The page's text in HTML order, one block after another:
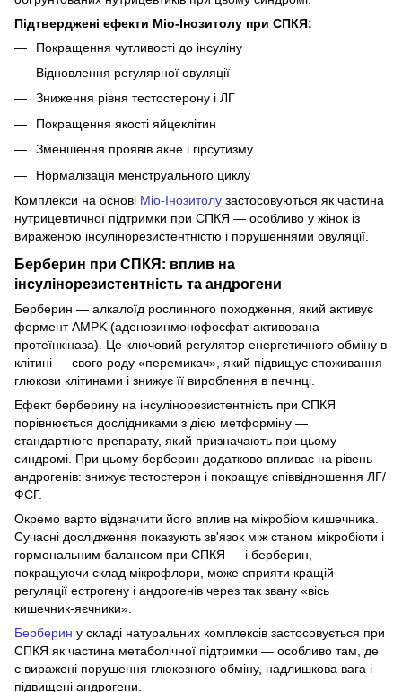
Підтверджені ефекти Міо-Інозитолу при СПКЯ:
Покращення чутливості до інсуліну
Відновлення регулярної овуляції
Зниження рівня тестостерону і ЛГ
Покращення якості яйцеклітин
Зменшення проявів акне і гірсутизму
Нормалізація менструального циклу
Комплекси на основі Міо-Інозитолу застосовуються як частина
нутрицевтичної підтримки при СПКЯ — особливо у жінок із
вираженою інсулінорезистентністю і порушеннями овуляції.
Берберин при СПКЯ: вплив на
інсулінорезистентність та андрогени
Берберин — алкалоїд рослинного походження, який активує
фермент AMPK (аденозинмонофосфат-активована
протеїнкіназа). Це ключовий регулятор енергетичного обміну в
клітині — свого роду «перемикач», який підвищує споживання
глюкози клітинами і знижує її вироблення в печінці.
Ефект берберину на інсулінорезистентність при СПКЯ
порівнюється дослідниками з дією метформіну —
стандартного препарату, який призначають при цьому
синдромі. При цьому берберин додатково впливає на рівень
андрогенів: знижує тестостерон і покращує співвідношення ЛГ/
ФСГ.
Окремо варто відзначити його вплив на мікробіом кишечника.
Сучасні дослідження показують зв'язок між станом мікробіоти і
гормональним балансом при СПКЯ — і берберин,
покращуючи склад мікрофлори, може сприяти кращій
регуляції естрогену і андрогенів через так звану «вісь
кишечник-яєчники».
Берберин у складі натуральних комплексів застосовується при
СПКЯ як частина метаболічної підтримки — особливо там, де
є виражені порушення глюкозного обміну, надлишкова вага і
підвищені андрогени.